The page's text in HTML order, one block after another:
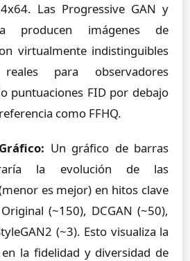
Las Progressive GAN y
producen imágenes de
virtualmente indistinguibles
para observadores
puntuaciones FID por debajo
como FFHQ.
Un gráfico de barras
la evolución de las
es mejor) en hitos clave
(~150), DCGAN (~50),
(~3). Esto visualiza la
la fidelidad y diversidad de